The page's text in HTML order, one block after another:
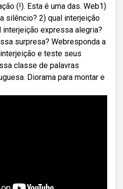
(!). Esta é uma das. Web1)
silêncio? 2) qual interjeição
expressa alegria?
surpresa? Webresponda a
e teste seus
classe de palavras
Diorama para montar e